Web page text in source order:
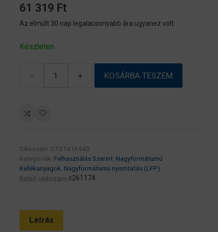
61 319 Ft
Az elmúlt 30 nap legalacsonyabb ára ugyanez volt.
Készleten
-
EPSON
350ml
(C13T41F440)
+ KOSÁRBA TESZEM
Cikkszám: C13T41F440
Kategóriák: Felhasználás Szerint Nagyformátumú
Kellékanyagok Nagyformátumú nyomtatás (LFP)
Belső cikkszám:c261174
Leírás